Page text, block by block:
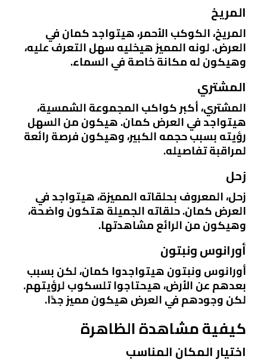
المريخ
المريخ، الكوكب الأحمر، هيتواجد كمان في
العرض. لونه المميز هيخليه سهل التعرف عليه،
وهيكون له مكانة خاصة في السماء.
المشتري
المشتري، أكبر كواكب المجموعة الشمسية،
هيتواجد في العرض كمان. هيكون من السهل
رؤيته بسبب حجمه الكبير، وهيكون فرصة رائعة
لمراقبة تفاصيله.
زحل
زحل، المعروف بحلقاته المميزة، هيتواجد في
العرض كمان. حلقاته الجميلة هتكون واضحة،
وهيكون من الرائع مشاهدتها.
أورانوس ونبتون
أورانوس ونبتون هيتواجدوا كمان، لكن بسبب
بعدهم عن الأرض، هيحتاجوا تلسكوب لرؤيتهم.
لكن وجودهم في العرض هيكون مميز جدًا.
كيفية مشاهدة الظاهرة
اختيار المكان المناسب